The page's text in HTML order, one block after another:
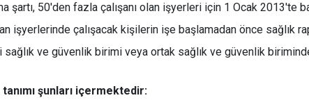
şartı, 50'den fazla çalışanı olan işyerleri için 1 Ocak 2013'te
işyerlerinde çalışacak kişilerin işe başlamadan önce sağlık
sağlık ve güvenlik birimi veya ortak sağlık ve güvenlik
şunları içermektedir: